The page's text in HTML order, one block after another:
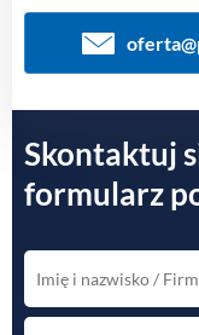
Skontaktuj
formularz